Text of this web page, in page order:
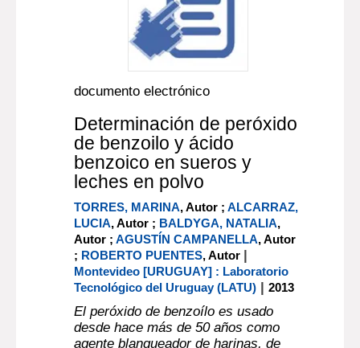
documento electrónico
Determinación de peróxido
de benzoilo y ácido
benzoico en sueros y
leches en polvo
TORRES, MARINA, Autor ;ALCARRAZ,
LUCIA, Autor ; BALDYGA, NATALIA,
Autor ;AGUSTÍN CAMPANELLA, Autor
; ROBERTO PUENTES, Autor |
Montevideo [URUGUAY] : Laboratorio
Tecnológico del Uruguay (LATU) |2013
El peróxido de benzoílo es usado
desde hace más de 50 años como
agente blanqueador de harinas, de